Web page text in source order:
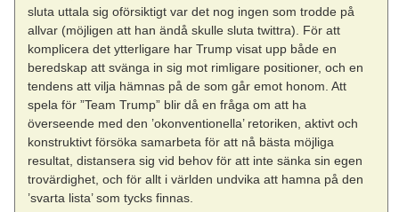
sluta uttala sig oförsiktigt var det nog ingen som trodde på
allvar (möjligen att han ändå skulle sluta twittra). För att
komplicera det ytterligare har Trump visat upp både en
beredskap att svänga in sig mot rimligare positioner, och en
tendens att vilja hämnas på de som går emot honom. Att
spela för ”Team Trump” blir då en fråga om att ha
överseende med den ’okonventionella’ retoriken, aktivt och
konstruktivt försöka samarbeta för att nå bästa möjliga
resultat, distansera sig vid behov för att inte sänka sin egen
trovärdighet, och för allt i världen undvika att hamna på den
’svarta lista’ som tycks finnas.